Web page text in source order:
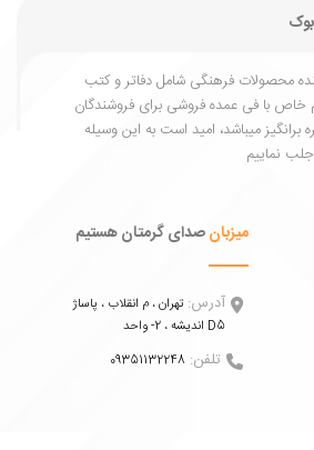
فرهنگی شامل دفاتر و کتب
فی عمده فروشی برای فروشندگان
میباشد، امید است به این وسیله
صدای گرمتان هستیم
آدرس:تهران ، م انقلاب ، پاساژ
تلفن:09351132248